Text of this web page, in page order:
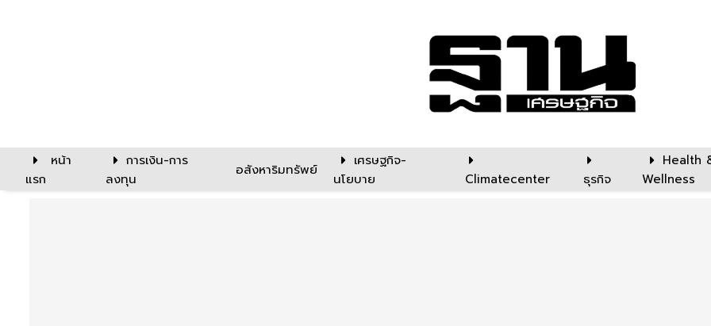
หน้า
แรก
การเงิน-การ
ลงทุน
อสังหาริมทรัพย์
เศรษฐกิจ-
นโยบาย
Climatecenter ธุรกิจ
Health
Wellness